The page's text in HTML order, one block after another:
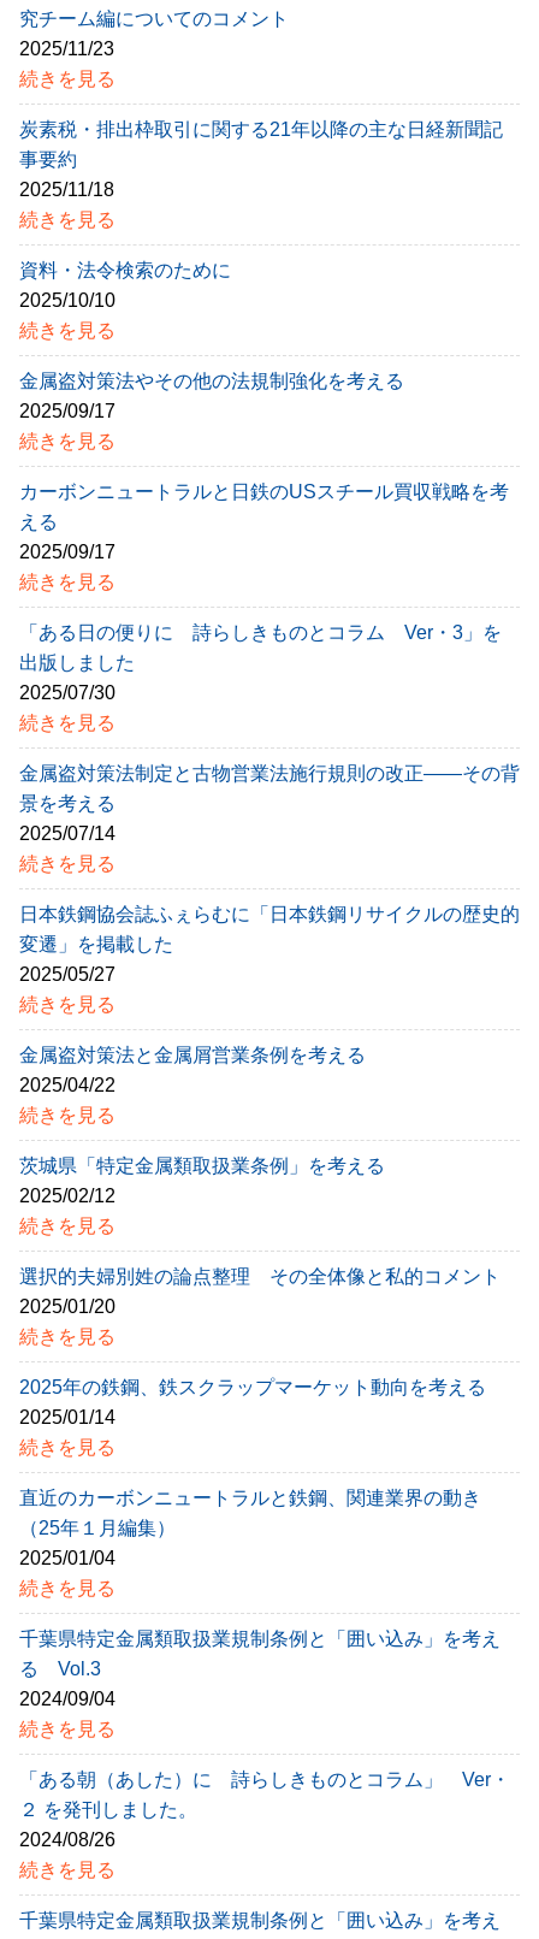
究チーム編についてのコメント
2025/11/23
続きを見る
炭素税・排出枠取引に関する21年以降の主な日経新聞記
事要約
2025/11/18
続きを見る
資料・法令検索のために
2025/10/10
続きを見る
金属盗対策法やその他の法規制強化を考える
2025/09/17
続きを見る
カーボンニュートラルと日鉄のUSスチール買収戦略を考
える
2025/09/17
続きを見る
「ある日の便りに 詩らしきものとコラム Ver・3」を
出版しました
2025/07/30
続きを見る
金属盗対策法制定と古物営業法施行規則の改正――その背
景を考える
2025/07/14
続きを見る
日本鉄鋼協会誌ふぇらむに「日本鉄鋼リサイクルの歴史的
変遷」を掲載した
2025/05/27
続きを見る
金属盗対策法と金属屑営業条例を考える
2025/04/22
続きを見る
茨城県「特定金属類取扱業条例」を考える
2025/02/12
続きを見る
選択的夫婦別姓の論点整理 その全体像と私的コメント
2025/01/20
続きを見る
2025年の鉄鋼、鉄スクラップマーケット動向を考える
2025/01/14
続きを見る
直近のカーボンニュートラルと鉄鋼、関連業界の動き
（25年１月編集）
2025/01/04
続きを見る
千葉県特定金属類取扱業規制条例と「囲い込み」を考え
る Vol.3
2024/09/04
続きを見る
「ある朝（あした）に 詩らしきものとコラム」 Ver・
２ を発刊しました。
2024/08/26
続きを見る
千葉県特定金属類取扱業規制条例と「囲い込み」を考え